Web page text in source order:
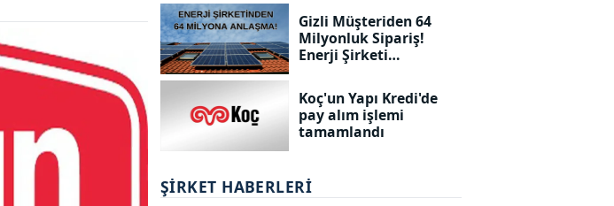
dağıtılacak?
Gizli Müşteriden 64
Milyonluk Sipariş!
Enerji Şirketi
Koç'un Yapı Kredi'de
pay alım işlemi
tamamlandı
ŞIRKET HABERLERI